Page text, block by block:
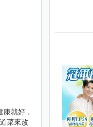
就好，
菜來改